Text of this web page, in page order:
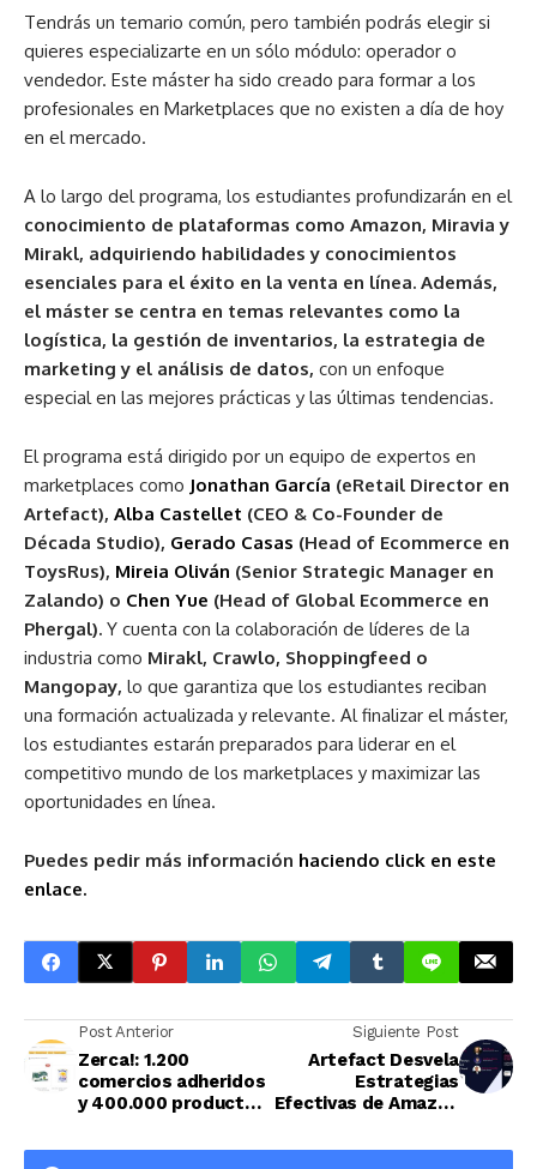
Tendrás un temario común, pero también podrás elegir si
quieres especializarte en un sólo módulo: operador o
vendedor. Este máster ha sido creado para formar a los
profesionales en Marketplaces que no existen a día de hoy
en el mercado.
A lo largo del programa, los estudiantes profundizarán en el
conocimiento de plataformas como Amazon, Miravia y
Mirakl, adquiriendo habilidades y conocimientos
esenciales para el éxito en la venta en línea. Además,
el máster se centra en temas relevantes como la
logística, la gestión de inventarios, la estrategia de
marketing y el análisis de datos, con un enfoque
especial en las mejores prácticas y las últimas tendencias.
El programa está dirigido por un equipo de expertos en
marketplaces como Jonathan García (eRetail Director en
Artefact), Alba Castellet (CEO & Co-Founder de
Década Studio), Gerado Casas (Head of Ecommerce en
ToysRus), Mireia Oliván (Senior Strategic Manager en
Zalando) o Chen Yue (Head of Global Ecommerce en
Phergal). Y cuenta con la colaboración de líderes de la
industria como Mirakl, Crawlo, Shoppingfeed o
Mangopay, lo que garantiza que los estudiantes reciban
una formación actualizada y relevante. Al finalizar el máster,
los estudiantes estarán preparados para liderar en el
competitivo mundo de los marketplaces y maximizar las
oportunidades en línea.
Puedes pedir más información haciendo click en este
enlace.
Post Anterior
Zerca!: 1.200
comercios adheridos
y 400.000 productos
Siguiente Post
Artefact Desvela
Estrategias
Efectivas de Amazon
eBook sobre Amazon